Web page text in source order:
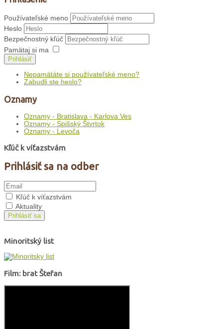
Používateľské meno
Heslo
Bezpečnostný kľúč
Pamätaj si ma
Prihlásiť
Nepamätáte si používateľské meno?
Zabudli ste heslo?
Oznamy
Oznamy - Bratislava - Karlova Ves
Oznamy - Spišský Štvrtok
Oznamy - Levoča
Kľúč k víťazstvám
Prihlásiť sa na odber
Kľúč k víťazstvám
Aktuality
Prihlásiť sa
Minoritský list
Film: brat Štefan